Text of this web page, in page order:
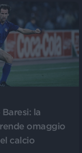
la
omaggio
calcio